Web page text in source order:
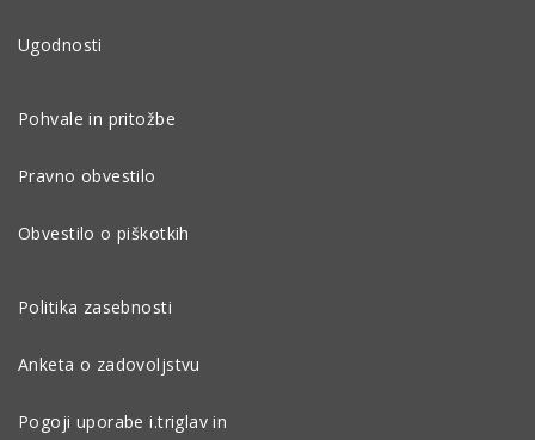
Ugodnosti
Pohvale in pritožbe
Pravno obvestilo
Obvestilo o piškotkih
Politika zasebnosti
Anketa o zadovoljstvu
Pogoji uporabe i.triglav in